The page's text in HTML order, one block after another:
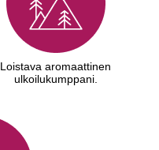
Loistava aromaattinen
ulkoilukumppani.